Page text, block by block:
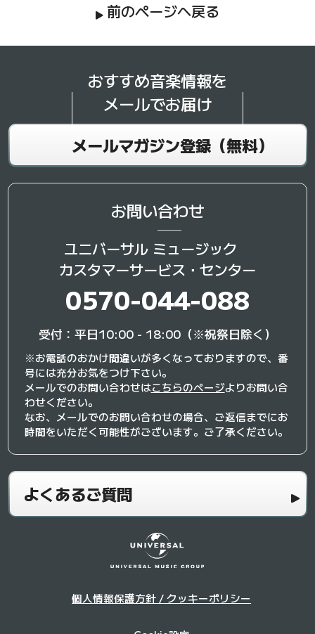
前のページへ戻る
おすすめ音楽情報を
メールでお届け
メールマガジン登録（無料）
お問い合わせ
ユニバーサル ミュージック
カスタマーサービス・センター
0570-044-088
受付：平日10:00 - 18:00（※祝祭日除く）
※お電話のおかけ間違いが多くなっておりますので、番
号には充分お気をつけ下さい。
メールでのお問い合わせはこちらのページよりお問い合
わせください。
なお、メールでのお問い合わせの場合、ご返信までにお
時間をいただく可能性がございます。ご了承ください。
よくあるご質問
個人情報保護方針 / クッキーポリシー